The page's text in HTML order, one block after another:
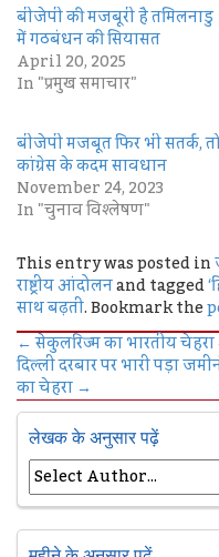
बीजेपी की मजबूरी है तमिलनाडु
में गठबंधन की सियासत
April 20, 2025
In "प्रमुख समाचार"
बीजेपी मजबूत फिर भी सतर्क,
कांग्रेस के कदम सावधान
November 24, 2023
In "चुनाव विश्लेषण"
This entry was posted in
राष्ट्रीय आंदोलनand tagged
साथ बढ़ती. Bookmark the
←सेकुलरिज्म का भारतीय
दिल्ली दरबार पर भारी पड़ा
का चेहरा→
लेखक के अनुसार पढ़ें